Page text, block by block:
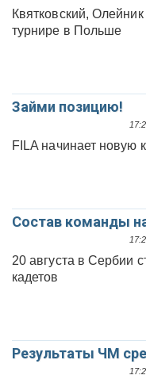
Квятковский,
турнире в Польше
Займи позицию!
FILA начинает новую
Состав команды
20 августа в Сербии
кадетов
Результаты ЧМ